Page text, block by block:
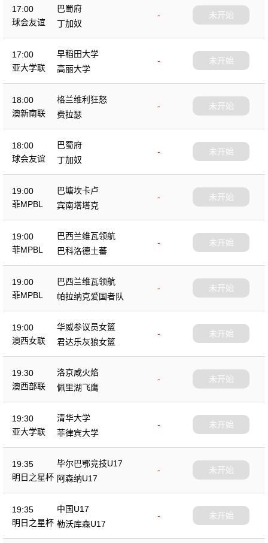
17:00
球会友谊
巴蜀府
-
丁加奴
未开始
17:00
亚大学联
早稻田大学
-
高丽大学
未开始
18:00
澳新南联
格兰维利狂怒
-
费拉瑟
未开始
18:00
球会友谊
巴蜀府
-
丁加奴
未开始
19:00
菲MPBL
巴塘坎卡卢
-
宾南塔塔克
未开始
19:00
菲MPBL
巴西兰维瓦领航
-
巴科洛德土蕃
未开始
19:00
菲MPBL
巴西兰维瓦领航
-
帕拉纳克爱国者队
未开始
19:00
澳西女联
华威参议员女篮
-
君达乐灰狼女篮
未开始
19:30
澳西部联
洛京咸火焰
-
佩里湖飞鹰
未开始
19:30
亚大学联
清华大学
-
菲律宾大学
未开始
19:35
明日之星杯
毕尔巴鄂竞技U17
-
阿森纳U17
未开始
19:35
明日之星杯
中国U17
-
勒沃库森U17
未开始